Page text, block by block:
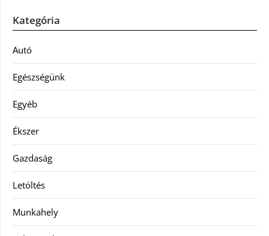
Kategória
Autó
Egészségünk
Egyéb
Ékszer
Gazdaság
Letöltés
Munkahely